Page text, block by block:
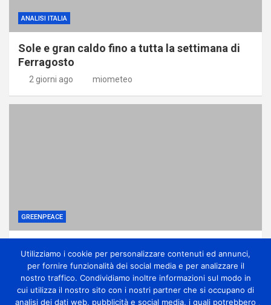
ANALISI ITALIA
Sole e gran caldo fino a tutta la settimana di
Ferragosto
2 giorni ago miometeo
GREENPEACE
distrutti: stretta su moda e fast fashion
2 giorni ago miometeo
Utilizziamo i cookie per personalizzare contenuti ed annunci,
per fornire funzionalità dei social media e per analizzare il
nostro traffico. Condividiamo inoltre informazioni sul modo in
cui utilizza il nostro sito con i nostri partner che si occupano di
analisi dei dati web, pubblicità e social media, i quali potrebbero